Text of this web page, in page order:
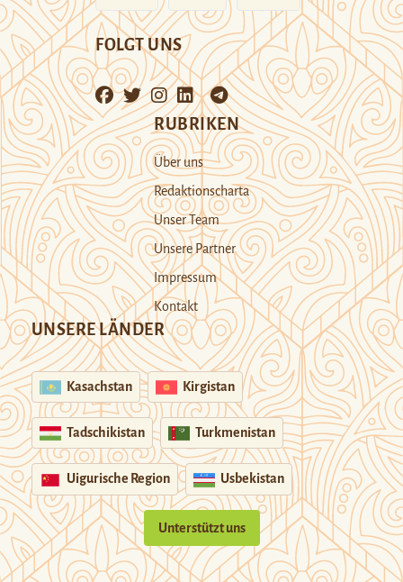
FOLGT UNS
RUBRIKEN
Über uns
Redaktionscharta
Unser Team
Unsere Partner
Impressum
Kontakt
UNSERE LÄNDER
Kasachstan Kirgistan
Tadschikistan Turkmenistan
Uigurische Region Usbekistan
Unterstützt uns